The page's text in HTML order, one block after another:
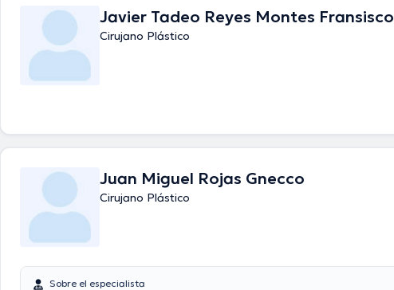
Javier Tadeo Reyes Montes Fransisco
Cirujano Plástico
Juan Miguel Rojas Gnecco
Cirujano Plástico
Sobre el especialista